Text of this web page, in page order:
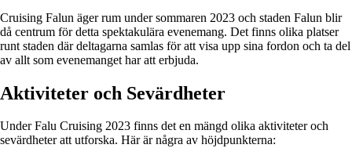
Cruising Falun äger rum under sommaren 2023 och staden Falun blir
då centrum för detta spektakulära evenemang. Det finns olika platser
runt staden där deltagarna samlas för att visa upp sina fordon och ta del
av allt som evenemanget har att erbjuda.
Aktiviteter och Sevärdheter
Under Falu Cruising 2023 finns det en mängd olika aktiviteter och
sevärdheter att utforska. Här är några av höjdpunkterna: